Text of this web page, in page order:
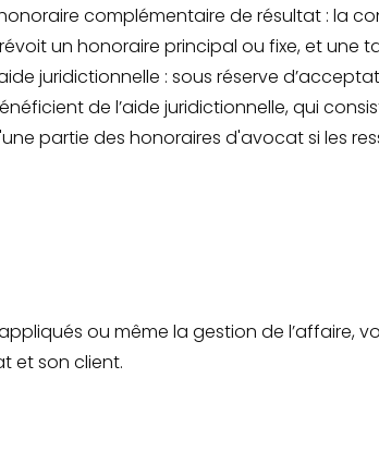
complémentaire de résultat : la
un honoraire principal ou fixe, et une
juridictionnelle : sous réserve
de l’aide juridictionnelle, qui
partie des honoraires d'avocat si les
ou même la gestion de l’affaire,
et son client.